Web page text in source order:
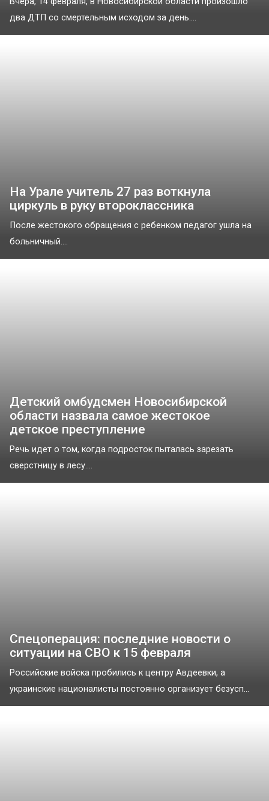
два ДТП со смертельным исходом за день....
На Урале учитель 27 раз воткнула
циркуль в руку второклассника
После жестокого обращения с ребенком педагог ушла на
больничный....
Детский омбудсмен Новосибирской
области назвала самое жестокое
детское преступление
Речь идет о том, когда подросток пыталась зарезать
сверстницу в лесу....
Спецоперация: последние новости о
ситуации на СВО к 15 февраля
Российские войска пробились к центру Авдеевки, а
украинские националисты постоянно организует безусп...